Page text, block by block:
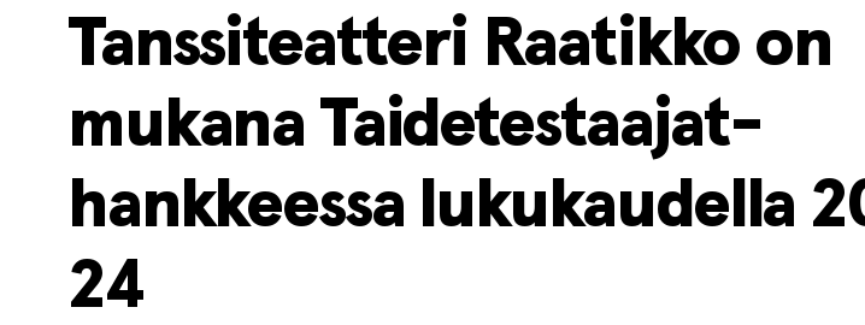
Tanssiteatteri Raatikko on
mukana Taidetestaajat-
hankkeessa lukukaudella
24